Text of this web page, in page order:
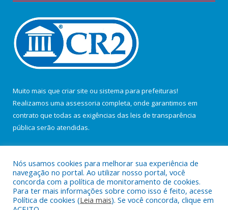
Muito mais que criar site ou sistema para prefeituras!
Realizamos uma assessoria completa, onde garantimos em
contrato que todas as exigências das leis de transparência
pública serão atendidas.
Todos os direitos reservados a Câmara Municipal de Salvaterra.
Nós usamos cookies para melhorar sua experiência de
navegação no portal. Ao utilizar nosso portal, você
concorda com a política de monitoramento de cookies.
Para ter mais informações sobre como isso é feito, acesse
Política de cookies (Leia mais). Se você concorda, clique em